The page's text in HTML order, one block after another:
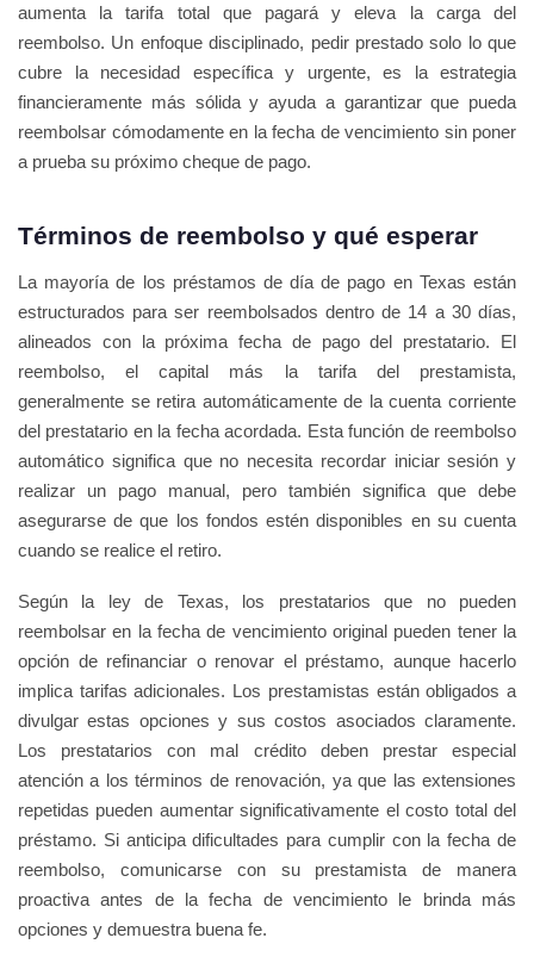
aumenta la tarifa total que pagará y eleva la carga del
reembolso. Un enfoque disciplinado, pedir prestado solo lo que
cubre la necesidad específica y urgente, es la estrategia
financieramente más sólida y ayuda a garantizar que pueda
reembolsar cómodamente en la fecha de vencimiento sin poner
a prueba su próximo cheque de pago.
Términos de reembolso y qué esperar
La mayoría de los préstamos de día de pago en Texas están
estructurados para ser reembolsados dentro de 14 a 30 días,
alineados con la próxima fecha de pago del prestatario. El
reembolso, el capital más la tarifa del prestamista,
generalmente se retira automáticamente de la cuenta corriente
del prestatario en la fecha acordada. Esta función de reembolso
automático significa que no necesita recordar iniciar sesión y
realizar un pago manual, pero también significa que debe
asegurarse de que los fondos estén disponibles en su cuenta
cuando se realice el retiro.
Según la ley de Texas, los prestatarios que no pueden
reembolsar en la fecha de vencimiento original pueden tener la
opción de refinanciar o renovar el préstamo, aunque hacerlo
implica tarifas adicionales. Los prestamistas están obligados a
divulgar estas opciones y sus costos asociados claramente.
Los prestatarios con mal crédito deben prestar especial
atención a los términos de renovación, ya que las extensiones
repetidas pueden aumentar significativamente el costo total del
préstamo. Si anticipa dificultades para cumplir con la fecha de
reembolso, comunicarse con su prestamista de manera
proactiva antes de la fecha de vencimiento le brinda más
opciones y demuestra buena fe.